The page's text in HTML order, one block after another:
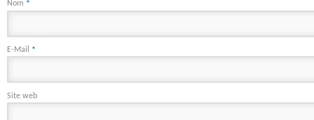
Nom *
E-Mail *
Site web